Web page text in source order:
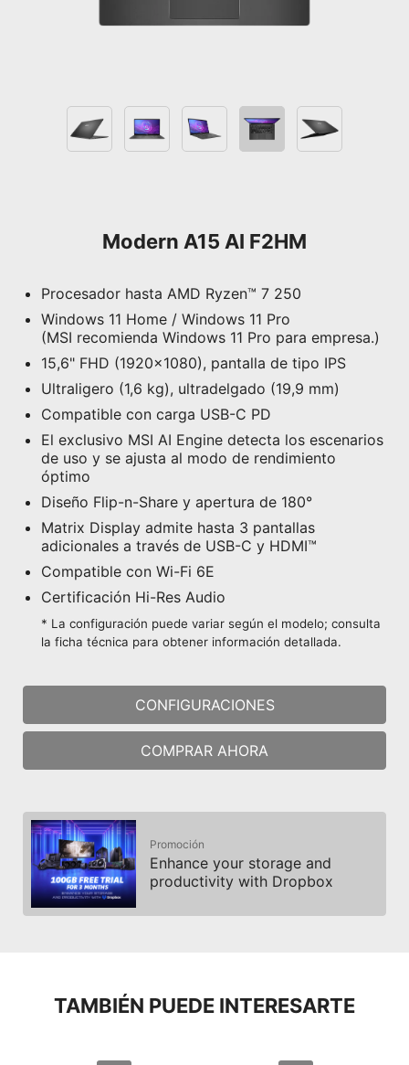
Modern A15 AI F2HM
Procesador hasta AMD Ryzen™ 7 250
Windows 11 Home / Windows 11 Pro
(MSI recomienda Windows 11 Pro para empresa.)
15,6" FHD (1920x1080), pantalla de tipo IPS
Ultraligero (1,6 kg), ultradelgado (19,9 mm)
Compatible con carga USB-C PD
El exclusivo MSI AI Engine detecta los escenarios
de uso y se ajusta al modo de rendimiento
óptimo
Diseño Flip-n-Share y apertura de 180°
Matrix Display admite hasta 3 pantallas
adicionales a través de USB-C y HDMI™
Compatible con Wi-Fi 6E
Certificación Hi-Res Audio
* La configuración puede variar según el modelo; consulta
la ficha técnica para obtener información detallada.
CONFIGURACIONES
COMPRAR AHORA
Promoción
Enhance your storage and
productivity with Dropbox
TAMBIÉN PUEDE INTERESARTE